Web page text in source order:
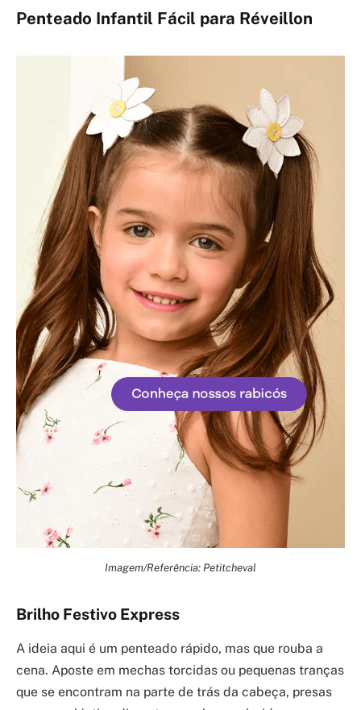
Penteado Infantil Fácil para Réveillon
Imagem/Referência: Petitcheval
Brilho Festivo Express
A ideia aqui é um penteado rápido, mas que rouba a
cena. Aposte em mechas torcidas ou pequenas tranças
que se encontram na parte de trás da cabeça, presas